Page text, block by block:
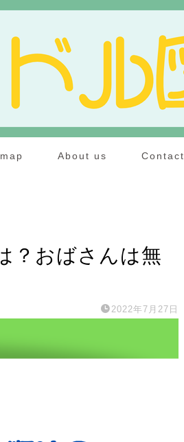
About us Contact
？おばさんは無
2022年7月27日